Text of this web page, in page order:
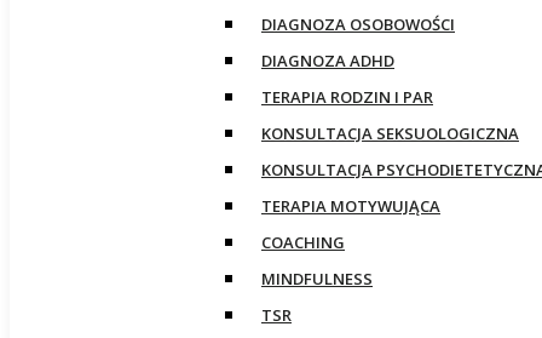
DIAGNOZA OSOBOWOŚCI
DIAGNOZA ADHD
TERAPIA RODZIN I PAR
KONSULTACJA SEKSUOLOGICZNA
KONSULTACJA
TERAPIA MOTYWUJĄCA
COACHING
MINDFULNESS
TSR